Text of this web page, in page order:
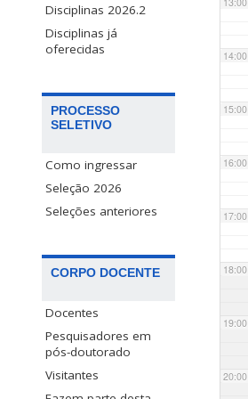
Disciplinas 2026.2
Disciplinas já
oferecidas
PROCESSO
SELETIVO
Como ingressar
Seleção 2026
Seleções anteriores
CORPO DOCENTE
Docentes
Pesquisadores em
pós-doutorado
Visitantes
14:00
15:00
16:00
17:00
18:00
19:00
20:00